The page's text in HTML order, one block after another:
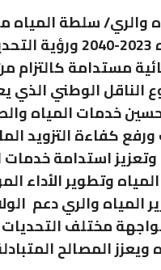
والري/ سلطة
الاستراتيجية الوطنية
مستدامة كالتزام
الناقل الوطني الذي
خدمات المياه
كفاءة التزويد
استدامة
وتطوير الأداء
المياه والري دعم
مختلف
المصالح